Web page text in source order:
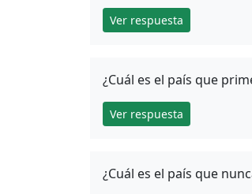
Ver respuesta
¿Cuál es el país que
Ver respuesta
¿Cuál es el país que